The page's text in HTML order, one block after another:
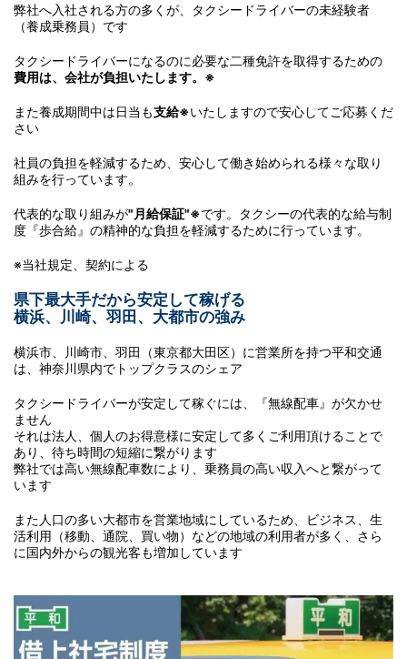
弊社へ入社される方の多くが、タクシードライバーの未経験者
（養成乗務員）です
タクシードライバーになるのに必要な二種免許を取得するための
費用は、会社が負担いたします。※
また養成期間中は日当も支給※いたしますので安心してご応募くだ
さい
社員の負担を軽減するため、安心して働き始められる様々な取り
組みを行っています。
代表的な取り組みが"月給保証"※です。タクシーの代表的な給与制
度『歩合給』の精神的な負担を軽減するために行っています。
※当社規定、契約による
県下最大手だから安定して稼げる
横浜、川崎、羽田、大都市の強み
横浜市、川崎市、羽田（東京都大田区）に営業所を持つ平和交通
は、神奈川県内でトップクラスのシェア
タクシードライバーが安定して稼ぐには、『無線配車』が欠かせ
ません
それは法人、個人のお得意様に安定して多くご利用頂けることで
あり、待ち時間の短縮に繋がります
弊社では高い無線配車数により、乗務員の高い収入へと繋がって
います
また人口の多い大都市を営業地域にしているため、ビジネス、生
活利用（移動、通院、買い物）などの地域の利用者が多く、さら
に国内外からの観光客も増加しています